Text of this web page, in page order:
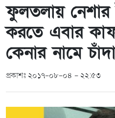
ফুলতলায়
করতে এবার
কেনার নামে
প্রকাশঃ ২০১৭-০৮-০৪ - ২২:৫৩